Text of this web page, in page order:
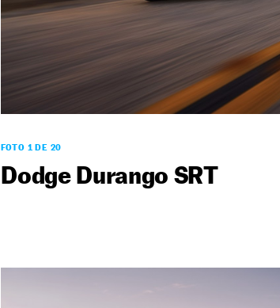
FOTO 1 DE 20
Dodge Durango SRT